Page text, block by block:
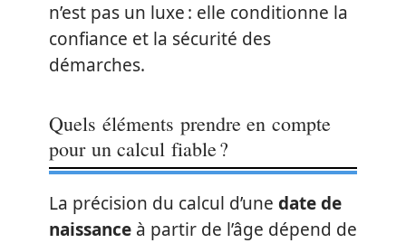
n’est pas un luxe : elle conditionne la
confiance et la sécurité des
démarches.
Quels éléments prendre en compte
pour un calcul fiable ?
La précision du calcul d’une date de
naissance à partir de l’âge dépend de